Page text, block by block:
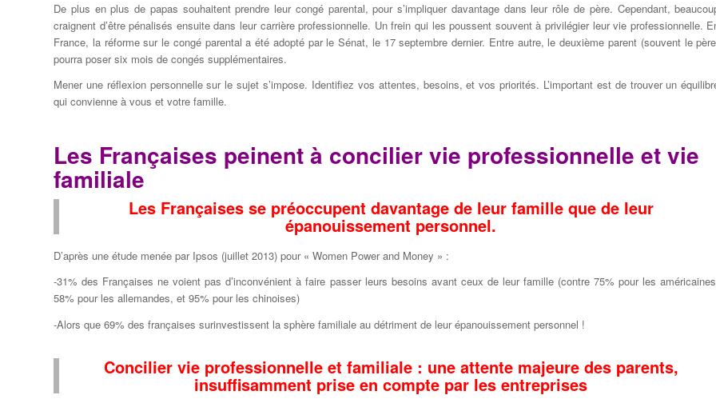
De plus en plus de papas souhaitent prendre leur congé parental, pour s’impliquer davantage dans leur rôle de père. Cependant,
craignent d’être pénalisés ensuite dans leur carrière professionnelle. Un frein qui les poussent souvent à privilégier leur vie professionnelle.
France, la réforme sur le congé parental a été adopté par le Sénat, le 17 septembre dernier. Entre autre, le deuxième parent (souvent le
pourra poser six mois de congés supplémentaires.
Mener une réflexion personnelle sur le sujet s’impose. Identifiez vos attentes, besoins, et vos priorités. L’important est de trouver un
qui convienne à vous et votre famille.
Les Françaises peinent à concilier vie professionnelle et vie
familiale
Les Françaises se préoccupent davantage de leur famille que de leur
épanouissement personnel.
D’après une étude menée par Ipsos (juillet 2013) pour « Women Power and Money » :
-31% des Françaises ne voient pas d’inconvénient à faire passer leurs besoins avant ceux de leur famille (contre 75% pour les
58% pour les allemandes, et 95% pour les chinoises)
-Alors que 69% des françaises surinvestissent la sphère familiale au détriment de leur épanouissement personnel !
Concilier vie professionnelle et familiale : une attente majeure des parents,
insuffisamment prise en compte par les entreprises